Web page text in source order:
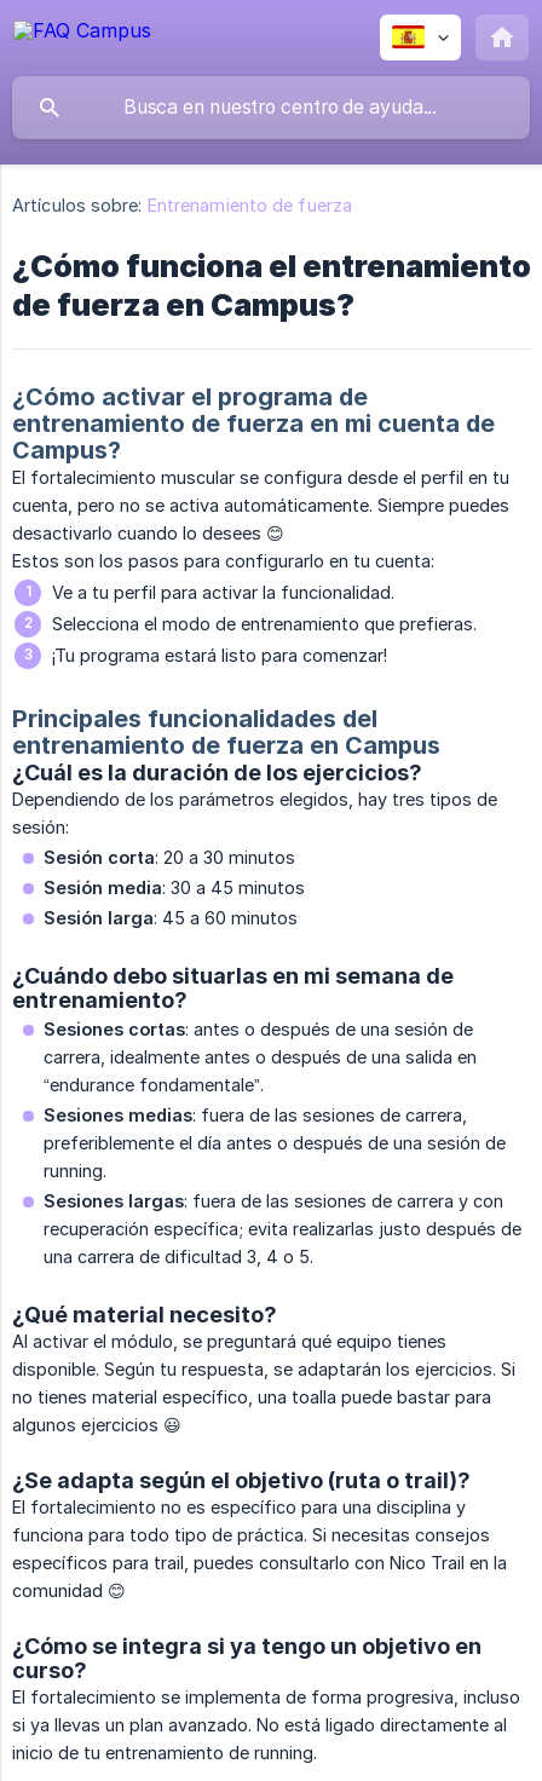
Artículos sobre: Entrenamiento de fuerza
¿Cómo funciona el entrenamiento
de fuerza en Campus?
¿Cómo activar el programa de
entrenamiento de fuerza en mi cuenta de
Campus?
El fortalecimiento muscular se configura desde el perfil en tu
cuenta, pero no se activa automáticamente. Siempre puedes
desactivarlo cuando lo desees 😊
Estos son los pasos para configurarlo en tu cuenta:
Ve a tu perfil para activar la funcionalidad.
Selecciona el modo de entrenamiento que prefieras.
¡Tu programa estará listo para comenzar!
Principales funcionalidades del
entrenamiento de fuerza en Campus
¿Cuál es la duración de los ejercicios?
Dependiendo de los parámetros elegidos, hay tres tipos de
sesión:
Sesión corta: 20 a 30 minutos
Sesión media: 30 a 45 minutos
Sesión larga: 45 a 60 minutos
¿Cuándo debo situarlas en mi semana de
entrenamiento?
Sesiones cortas: antes o después de una sesión de
carrera, idealmente antes o después de una salida en
“endurance fondamentale”.
Sesiones medias: fuera de las sesiones de carrera,
preferiblemente el día antes o después de una sesión de
running.
Sesiones largas: fuera de las sesiones de carrera y con
recuperación específica; evita realizarlas justo después de
una carrera de dificultad 3, 4 o 5.
¿Qué material necesito?
Al activar el módulo, se preguntará qué equipo tienes
disponible. Según tu respuesta, se adaptarán los ejercicios. Si
no tienes material específico, una toalla puede bastar para
algunos ejercicios 😃
¿Se adapta según el objetivo (ruta o trail)?
El fortalecimiento no es específico para una disciplina y
funciona para todo tipo de práctica. Si necesitas consejos
específicos para trail, puedes consultarlo con Nico Trail en la
comunidad 😊
¿Cómo se integra si ya tengo un objetivo en
curso?
El fortalecimiento se implementa de forma progresiva, incluso
si ya llevas un plan avanzado. No está ligado directamente al
inicio de tu entrenamiento de running.